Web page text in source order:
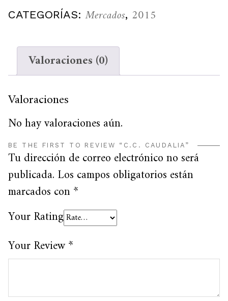
CATEGORÍAS: Mercados, 2015
Valoraciones (0)
Valoraciones
No hay valoraciones aún.
BE THE FIRST TO REVIEW “C.C. CAUDALIA”
Tu dirección de correo electrónico no será
publicada. Los campos obligatorios están
marcados con*
Your Rating
Your Review*